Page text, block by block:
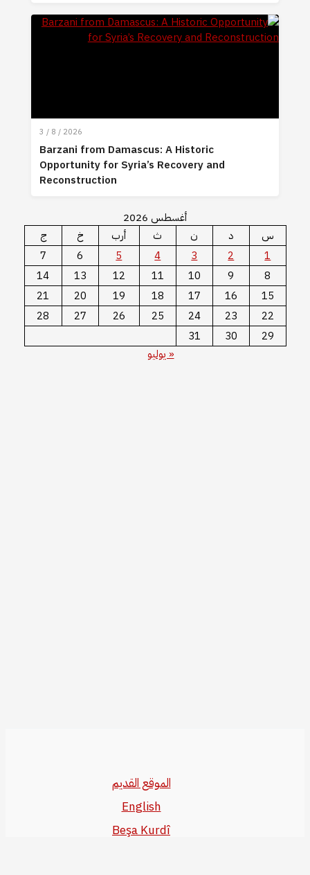
3 / 8 / 2026
Barzani from Damascus: A Historic
Opportunity for Syria’s Recovery and
Reconstruction
أغسطس 2026
س
د ن ث أرب خ
ج
1
2
3
4
5
6
7
8
9
10
11
12
13
14
15
16
17
18
19
20
21
22
23
24
25
26
27
28
29
30
31
« يوليو
الموقع القديم
English
Beşa Kurdî